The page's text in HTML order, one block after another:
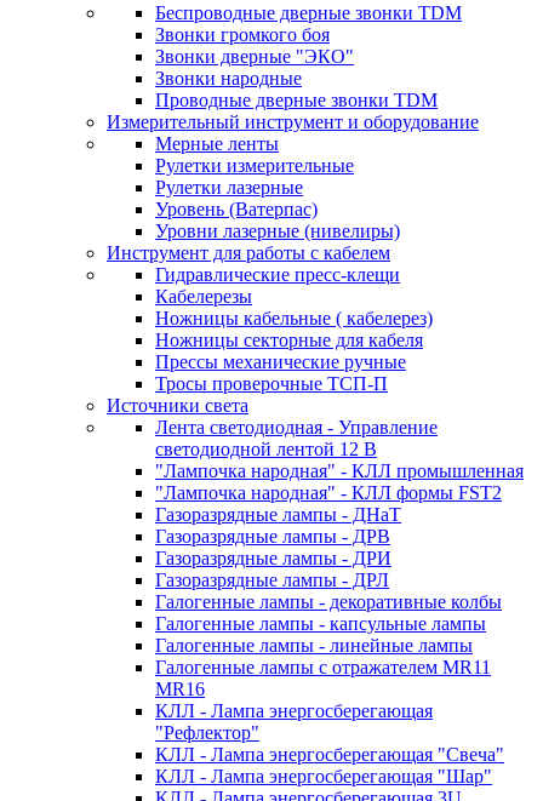
Беспроводные дверные звонки TDM
Звонки громкого боя
Звонки дверные "ЭКО"
Звонки народные
Проводные дверные звонки TDM
Измерительный инструмент и оборудование
Мерные ленты
Рулетки измерительные
Рулетки лазерные
Уровень (Ватерпас)
Уровни лазерные (нивелиры)
Инструмент для работы с кабелем
Гидравлические пресс-клещи
Кабелерезы
Ножницы кабельные ( кабелерез)
Ножницы секторные для кабеля
Прессы механические ручные
Тросы проверочные ТСП-П
Источники света
Лента светодиодная - Управление
светодиодной лентой 12 В
"Лампочка народная" - КЛЛ промышленная
"Лампочка народная" - КЛЛ формы FST2
Газоразрядные лампы - ДНаТ
Газоразрядные лампы - ДРВ
Газоразрядные лампы - ДРИ
Газоразрядные лампы - ДРЛ
Галогенные лампы - декоративные колбы
Галогенные лампы - капсульные лампы
Галогенные лампы - линейные лампы
Галогенные лампы с отражателем MR11
MR16
КЛЛ - Лампа энергосберегающая
"Рефлектор"
КЛЛ - Лампа энергосберегающая "Свеча"
КЛЛ - Лампа энергосберегающая "Шар"